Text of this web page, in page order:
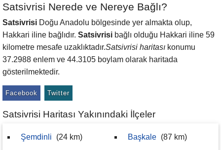
Satsivrisi Nerede ve Nereye Bağlı?
Satsivrisi Doğu Anadolu bölgesinde yer almakta olup,
Hakkari iline bağlıdır. Satsivrisi bağlı olduğu Hakkari iline 59
kilometre mesafe uzaklıktadır.Satsivrisi haritası konumu
37.2988 enlem ve 44.3105 boylam olarak haritada
gösterilmektedir.
Facebook Twitter
Satsivrisi Haritası Yakınındaki İlçeler
Şemdinli (24 km) Başkale (87 km)